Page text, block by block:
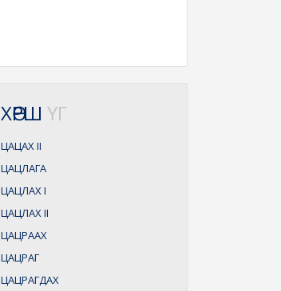
ХӨРШ ҮГ
ЦАЦАХII
ЦАЦЛАГА
ЦАЦЛАХI
ЦАЦЛАХII
ЦАЦРААХ
ЦАЦРАГ
ЦАЦРАГДАХ